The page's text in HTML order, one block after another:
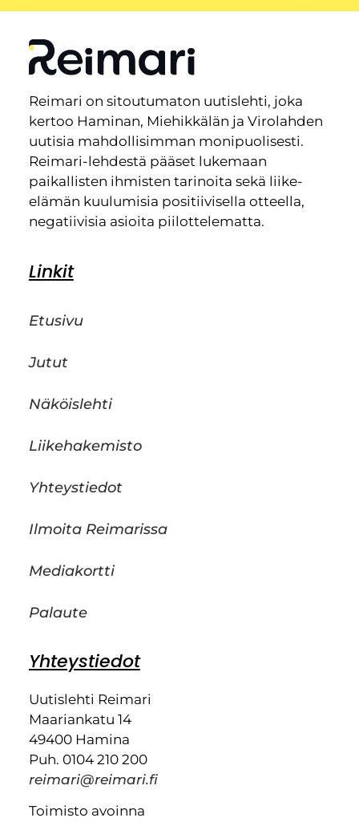
Reimari on sitoutumaton uutislehti, joka
kertoo Haminan, Miehikkälän ja Virolahden
uutisia mahdollisimman monipuolisesti.
Reimari-lehdestä pääset lukemaan
paikallisten ihmisten tarinoita sekä liike-
elämän kuulumisia positiivisella otteella,
negatiivisia asioita piilottelematta.
Linkit
Etusivu
Jutut
Näköislehti
Liikehakemisto
Yhteystiedot
Ilmoita Reimarissa
Mediakortti
Palaute
Yhteystiedot
Uutislehti Reimari
Maariankatu 14
49400 Hamina
Puh. 0104 210 200
reimari@reimari.fi
Toimisto avoinna